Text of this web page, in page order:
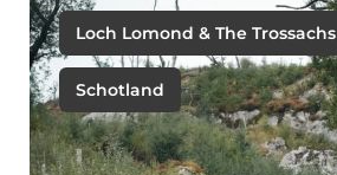
Loch Lomond & The Trossachs
Schotland